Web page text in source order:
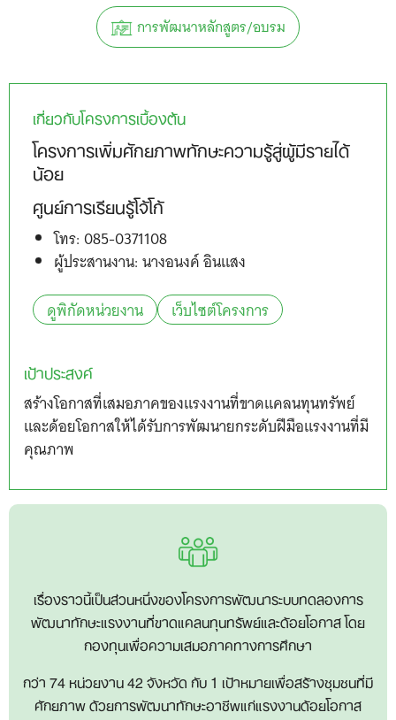
การพัฒนาหลักสูตร/อบรม
เกี่ยวกับโครงการเบื้องต้น
โครงการเพิ่มศักยภาพทักษะความรู้สู่ผู้มีรายได้
น้อย
ศูนย์การเรียนรู้โจ้โก้
โทร: 085-0371108
ผู้ประสานงาน: นางอนงค์ อินแสง
ดูพิกัดหน่วยงาน
เว็บไซต์โครงการ
เป้าประสงค์
สร้างโอกาสที่เสมอภาคของแรงงานที่ขาดแคลนทุนทรัพย์
และด้อยโอกาสให้ได้รับการพัฒนายกระดับฝีมือแรงงานที่มี
คุณภาพ
เรื่องราวนี้เป็นส่วนหนึ่งของโครงการพัฒนาระบบทดลองการ
พัฒนาทักษะแรงงานที่ขาดแคลนทุนทรัพย์และด้อยโอกาส โดย
กองทุนเพื่อความเสมอภาคทางการศึกษา
กว่า 74 หน่วยงาน 42 จังหวัด กับ 1 เป้าหมายเพื่อสร้างชุมชนที่มี
ศักยภาพ ด้วยการพัฒนาทักษะอาชีพแก่แรงงานด้อยโอกาส